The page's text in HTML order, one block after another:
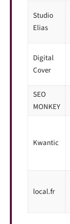
Studio
Elias
Digital
Cover
SEO
MONKEY
Kwantic
local.fr